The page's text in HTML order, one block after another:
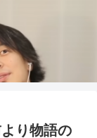
り物語の